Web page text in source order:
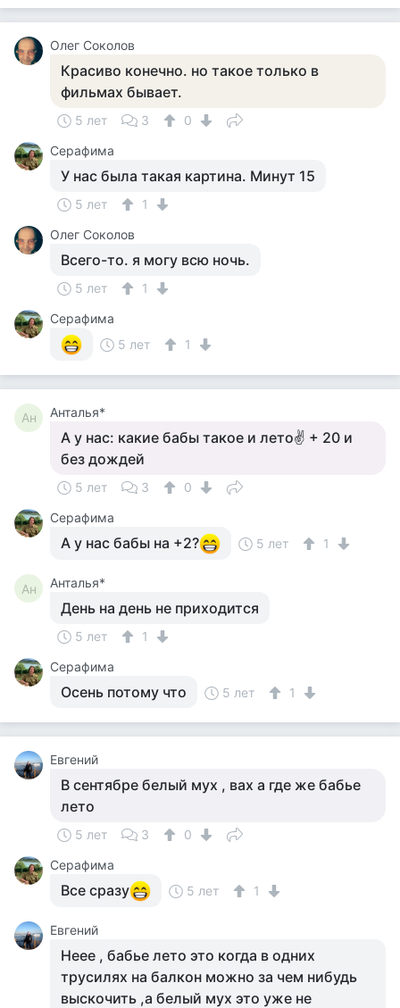
Олег Соколов
Красиво конечно. но такое только в
фильмах бывает.
5 лет 3
0
Серафима
У нас была такая картина. Минут 15
5 лет
1
Олег Соколов
Всего-то. я могу всю ночь.
5 лет
1
Серафима
5 лет
1
Ан Анталья*
А у нас: какие бабы такое и лето✌ + 20 и
без дождей
5 лет 3
0
Серафима
А у нас бабы на +2? 5 лет 1
Ан Анталья*
День на день не приходится
5 лет
1
Серафима
Осень потому что 5 лет 1
Евгений
В сентябре белый мух , вах а где же бабье
лето
5 лет 3
0
Серафима
Все сразу 5 лет 1
Евгений
Неее , бабье лето это когда в одних
трусилях на балкон можно за чем нибудь
выскочить ,а белый мух это уже не